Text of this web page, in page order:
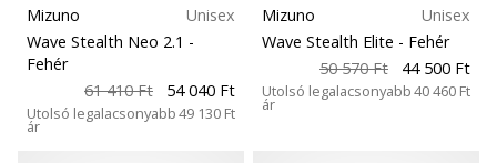
NITRO
SQD
5
kézilabda
cipőket!
Fedezd
Mizuno
Unisex
Wave Stealth Neo 2.1 -
Fehér
61 410 Ft
54 040 Ft
Utolsó legalacsonyabb
ár
49 130 Ft
Mizuno
Unisex
Wave Stealth Elite - Fehér
50 570 Ft
44 500 Ft
Utolsó legalacsonyabb
ár
40 460 Ft